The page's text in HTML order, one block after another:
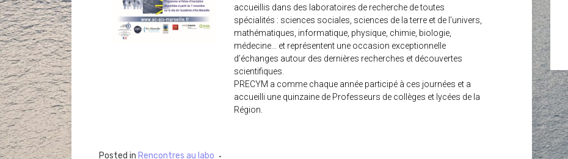
accueillis dans des laboratoires de recherche de toutes
spécialités : sciences sociales, sciences de la terre et de l’univers,
mathématiques, informatique, physique, chimie, biologie,
médecine… et représentent une occasion exceptionnelle
d’échanges autour des dernières recherches et découvertes
scientifiques.
PRECYM a comme chaque année participé à ces journées et a
accueilli une quinzaine de Professeurs de collèges et lycées de la
Région.
Posted in Rencontres au labo